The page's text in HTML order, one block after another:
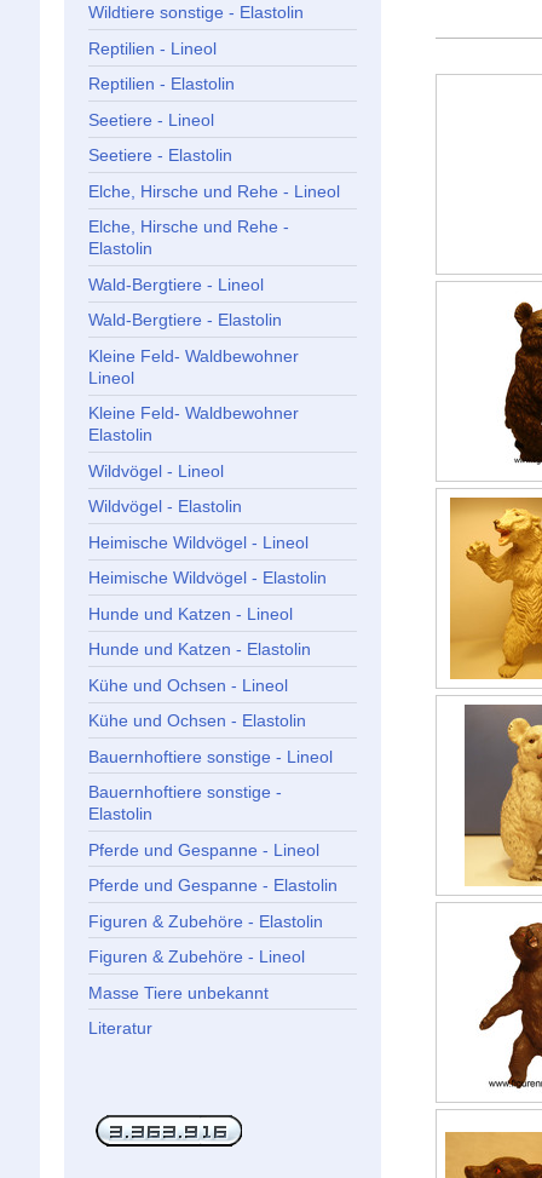
Wildtiere sonstige - Elastolin
Reptilien - Lineol
Reptilien - Elastolin
Seetiere - Lineol
Seetiere - Elastolin
Elche, Hirsche und Rehe - Lineol
Elche, Hirsche und Rehe -
Elastolin
Wald-Bergtiere - Lineol
Wald-Bergtiere - Elastolin
Kleine Feld- Waldbewohner
Lineol
Kleine Feld- Waldbewohner
Elastolin
Wildvögel - Lineol
Wildvögel - Elastolin
Heimische Wildvögel - Lineol
Heimische Wildvögel - Elastolin
Hunde und Katzen - Lineol
Hunde und Katzen - Elastolin
Kühe und Ochsen - Lineol
Kühe und Ochsen - Elastolin
Bauernhoftiere sonstige - Lineol
Bauernhoftiere sonstige -
Elastolin
Pferde und Gespanne - Lineol
Pferde und Gespanne - Elastolin
Figuren & Zubehöre - Elastolin
Figuren & Zubehöre - Lineol
Masse Tiere unbekannt
Literatur